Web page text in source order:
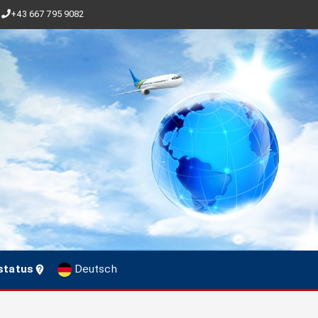
+43 667 795 9082
Deutsch